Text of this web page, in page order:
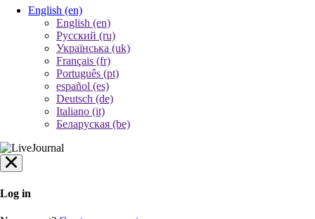
English (en)
English (en)
Русский (ru)
Українська (uk)
Français (fr)
Português (pt)
español (es)
Deutsch (de)
Italiano (it)
Беларуская (be)
Log in